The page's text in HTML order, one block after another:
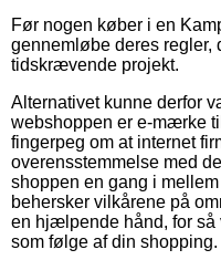
Før nogen køber i en
gennemløbe deres regler,
tidskrævende projekt.
Alternativet kunne derfor
webshoppen er e-mærke
fingerpeg om at internet
overensstemmelse med
shoppen en gang i
behersker vilkårene på
en hjælpende hånd, for
som følge af din shopping.